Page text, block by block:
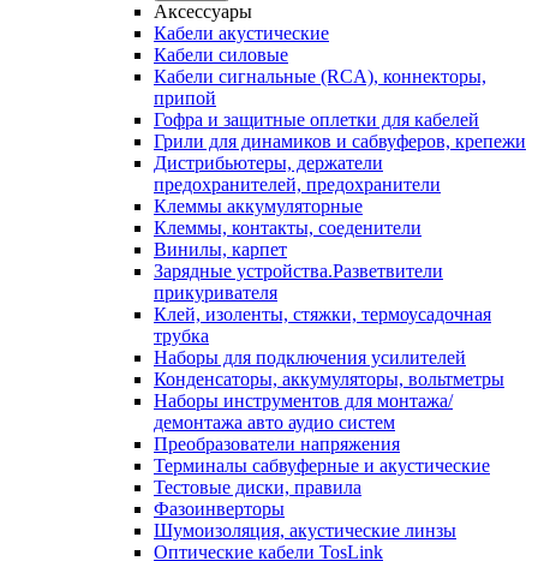
Аксессуары
Кабели акустические
Кабели силовые
Кабели сигнальные (RCA), коннекторы,
припой
Гофра и защитные оплетки для кабелей
Грили для динамиков и сабвуферов, крепежи
Дистрибьютеры, держатели
предохранителей, предохранители
Клеммы аккумуляторные
Клеммы, контакты, соеденители
Винилы, карпет
Зарядные устройства.Разветвители
прикуривателя
Клей, изоленты, стяжки, термоусадочная
трубка
Наборы для подключения усилителей
Конденсаторы, аккумуляторы, вольтметры
Наборы инструментов для монтажа/
демонтажа авто аудио систем
Преобразователи напряжения
Терминалы сабвуферные и акустические
Тестовые диски, правила
Фазоинверторы
Шумоизоляция, акустические линзы
Оптические кабели TosLink